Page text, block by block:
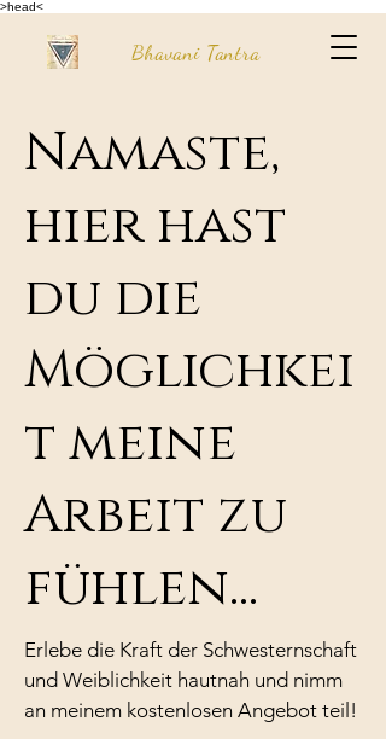
>head<
Bhavani Tantra
Namaste,
hier hast
du die
Möglichkei
t meine
Arbeit zu
fühlen...
Erlebe die Kraft der Schwesternschaft
und Weiblichkeit hautnah und nimm
an meinem kostenlosen Angebot teil!